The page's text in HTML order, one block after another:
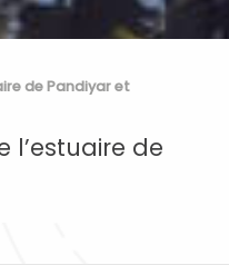
de Pandiyar et
l’estuaire de